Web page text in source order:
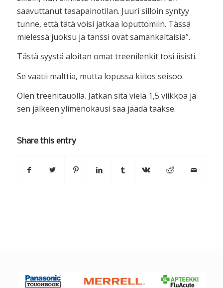
saavuttanut tasapainotilan. Juuri silloin syntyy
tunne, että tätä voisi jatkaa loputtomiin. Tässä
mielessä juoksu ja tanssi ovat samankaltaisia”.
Tästä syystä aloitan omat treenilenkit tosi iisisti.
Se vaatii malttia, mutta lopussa kiitos seisoo.
Olen treenitauolla. Jatkan sitä vielä 1,5 viikkoa ja
sen jälkeen ylimenokausi saa jäädä taakse.
Share this entry